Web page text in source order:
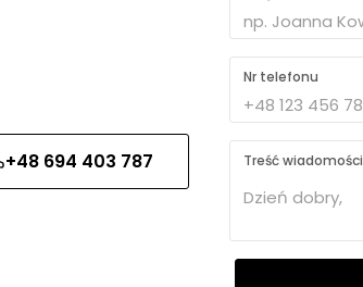
+48 694 403 787
Nr telefonu
Treść wiadomości